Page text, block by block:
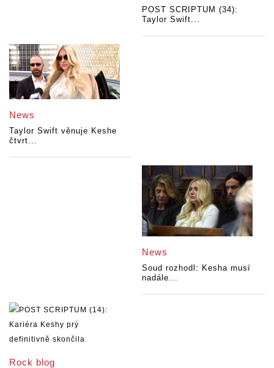
POST SCRIPTUM (34):
Taylor Swift...
News
Taylor Swift věnuje Keshe
čtvrt...
News
Soud rozhodl: Kesha musí
nadále...
Rock blog